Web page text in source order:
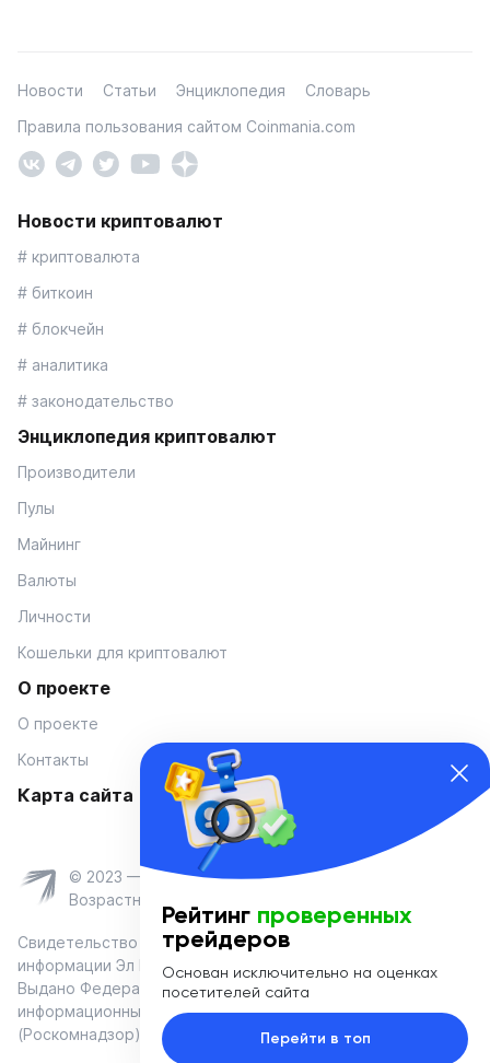
Новости Статьи Энциклопедия
Словарь
Правила пользования сайтом Coinmania.com
Новости криптовалют
# криптовалюта
# биткоин
# блокчейн
# аналитика
# законодательство
Энциклопедия криптовалют
Производители
Пулы
Майнинг
Валюты
Личности
Кошельки для криптовалют
О проекте
О проекте
Контакты
Карта сайта
© 2023 — Coinmania
Возрастное ограничение 16+
Свидетельство о регистрации средства массовой
информации Эл № ФС 77-74908 от «25» января 2019 г.
Выдано Федеральной службой по надзору в сфере связи,
информационных технологий и массовых коммуникаций
(Роскомнадзор)
Рейтинг проверенных
трейдеров
Основан исключительно на оценках
посетителей сайта
Перейти в топ